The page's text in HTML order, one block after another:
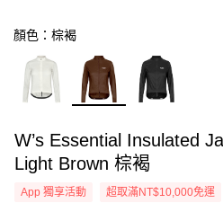
顏色：棕褐
W’s Essential Insulated
Light Brown 棕褐
App 獨享活動 超取滿NT$10,000免運